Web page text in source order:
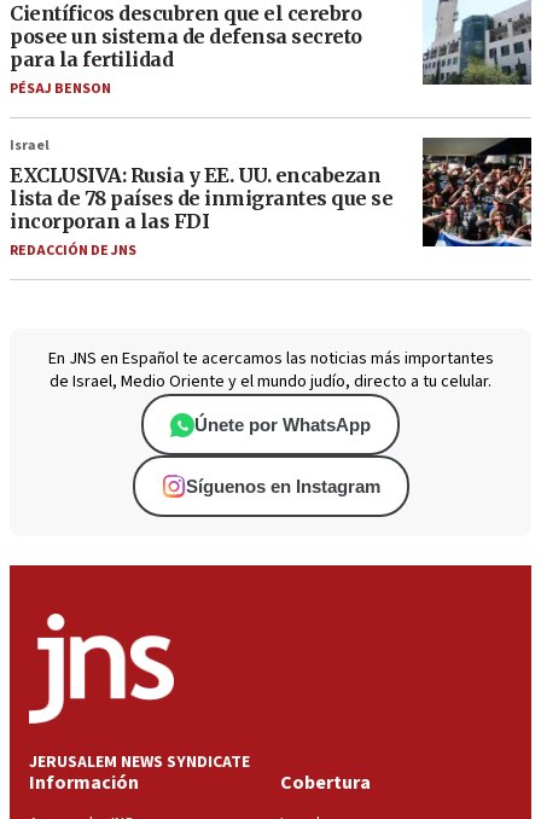
Científicos descubren que el cerebro
posee un sistema de defensa secreto
para la fertilidad
PÉSAJ BENSON
Israel
EXCLUSIVA: Rusia y EE. UU. encabezan
lista de 78 países de inmigrantes que se
incorporan a las FDI
REDACCIÓN DE JNS
En JNS en Español te acercamos las noticias más importantes
de Israel, Medio Oriente y el mundo judío, directo a tu celular.
Únete por WhatsApp
Síguenos en Instagram
JERUSALEM NEWS SYNDICATE
Información Cobertura